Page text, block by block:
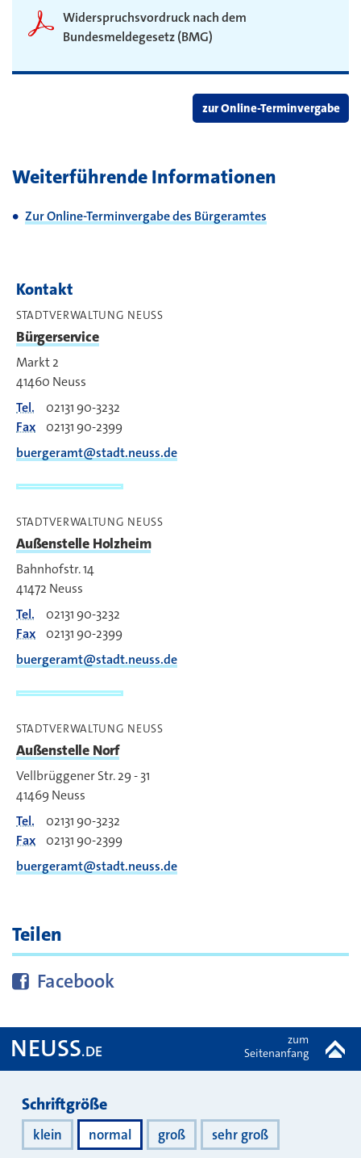
Widerspruchsvordruck nach dem
Bundesmeldegesetz (BMG)
zur Online-Terminvergabe
Weiterführende Informationen
Zur Online-Terminvergabe des Bürgeramtes
Kontakt
STADTVERWALTUNG NEUSS
Bürgerservice
Markt 2
41460 Neuss
Tel.
02131 90-3232
Fax
02131 90-2399
buergeramt@stadt.neuss.de
STADTVERWALTUNG NEUSS
Außenstelle Holzheim
Bahnhofstr. 14
41472 Neuss
Tel.
02131 90-3232
Fax
02131 90-2399
buergeramt@stadt.neuss.de
STADTVERWALTUNG NEUSS
Außenstelle Norf
Vellbrüggener Str. 29 - 31
41469Neuss
Tel.
02131 90-3232
Fax
02131 90-2399
buergeramt@stadt.neuss.de
Teilen
Diese Seite bei
Facebook
NEUSS.DE
zum
Seitenanfang
Darstellung
Schriftgröße
klein normal groß sehr groß